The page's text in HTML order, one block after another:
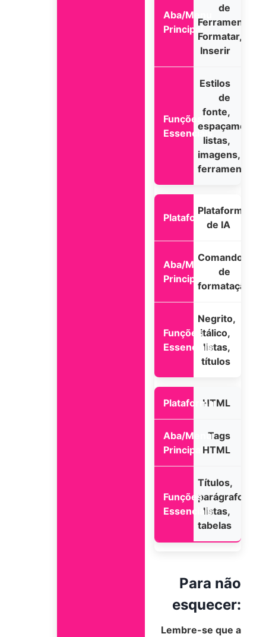
de
Ferramentas,
Formatar,
Inserir
Estilos
de
fonte,
espaçamento,
listas,
imagens,
ferramentas
Plataformas
de IA
Comandos
de
formatação
Negrito,
itálico,
listas,
títulos
HTML
Tags
HTML
Títulos,
parágrafos,
listas,
tabelas
Para não
esquecer:
Lembre-se que a